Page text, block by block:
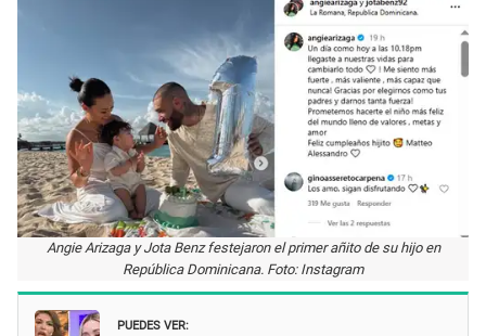
Angie Arizaga y Jota Benz festejaron el primer añito de su hijo en
República Dominicana. Foto: Instagram
PUEDES VER: